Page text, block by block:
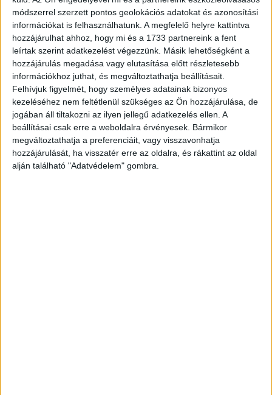
módszerrel szerzett pontos geolokációs adatokat és azonosítási
információkat is felhasználhatunk. A megfelelő helyre kattintva
hozzájárulhat ahhoz, hogy mi és a 1733 partnereink a fent
leírtak szerint adatkezelést végezzünk. Másik lehetőségként a
hozzájárulás megadása vagy elutasítása előtt részletesebb
információkhoz juthat, és megváltoztathatja beállításait.
Felhívjuk figyelmét, hogy személyes adatainak bizonyos
kezeléséhez nem feltétlenül szükséges az Ön hozzájárulása, de
jogában áll tiltakozni az ilyen jellegű adatkezelés ellen. A
beállításai csak erre a weboldalra érvényesek. Bármikor
megváltoztathatja a preferenciáit, vagy visszavonhatja
hozzájárulását, ha visszatér erre az oldalra, és rákattint az oldal
alján található "Adatvédelem" gombra.
“Csináltattam magamnak egy cyberpunk stílusú hajvágást, a
színezést én végeztem. Így néz ki különböző szögekből.”